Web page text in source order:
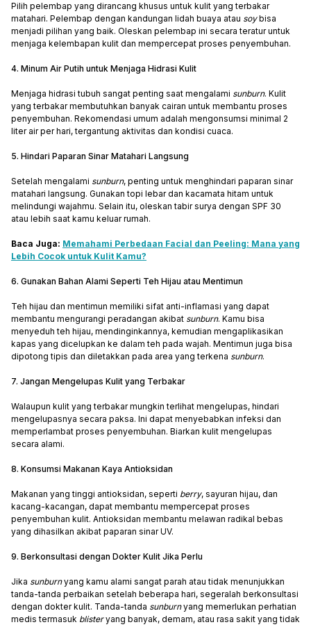
Pilih pelembap yang dirancang khusus untuk kulit yang terbakar
matahari. Pelembap dengan kandungan lidah buaya atau soybisa
menjadi pilihan yang baik. Oleskan pelembap ini secara teratur untuk
menjaga kelembapan kulit dan mempercepat proses penyembuhan.
4. Minum Air Putih untuk Menjaga Hidrasi Kulit
Menjaga hidrasi tubuh sangat penting saat mengalami sunburn. Kulit
yang terbakar membutuhkan banyak cairan untuk membantu proses
penyembuhan. Rekomendasi umum adalah mengonsumsi minimal 2
liter air per hari, tergantung aktivitas dan kondisi cuaca.
5. Hindari Paparan Sinar Matahari Langsung
Setelah mengalami sunburn, penting untuk menghindari paparan sinar
matahari langsung. Gunakan topi lebar dan kacamata hitam untuk
melindungi wajahmu. Selain itu, oleskan tabir surya dengan SPF 30
atau lebih saat kamu keluar rumah.
Baca Juga: Memahami Perbedaan Facial dan Peeling: Mana yang
Lebih Cocok untuk Kulit Kamu?
6. Gunakan Bahan Alami Seperti Teh Hijau atau Mentimun
Teh hijau dan mentimun memiliki sifat anti-inflamasi yang dapat
membantu mengurangi peradangan akibat sunburn. Kamu bisa
menyeduh teh hijau, mendinginkannya, kemudian mengaplikasikan
kapas yang dicelupkan ke dalam teh pada wajah. Mentimun juga bisa
dipotong tipis dan diletakkan pada area yang terkena sunburn.
7. Jangan Mengelupas Kulit yang Terbakar
Walaupun kulit yang terbakar mungkin terlihat mengelupas, hindari
mengelupasnya secara paksa. Ini dapat menyebabkan infeksi dan
memperlambat proses penyembuhan. Biarkan kulit mengelupas
secara alami.
8. Konsumsi Makanan Kaya Antioksidan
Makanan yang tinggi antioksidan, seperti berry, sayuran hijau, dan
kacang-kacangan, dapat membantu mempercepat proses
penyembuhan kulit. Antioksidan membantu melawan radikal bebas
yang dihasilkan akibat paparan sinar UV.
9. Berkonsultasi dengan Dokter Kulit Jika Perlu
Jika sunburnyang kamu alami sangat parah atau tidak menunjukkan
tanda-tanda perbaikan setelah beberapa hari, segeralah berkonsultasi
dengan dokter kulit. Tanda-tanda sunburnyang memerlukan perhatian
medis termasuk blisteryang banyak, demam, atau rasa sakit yang tidak